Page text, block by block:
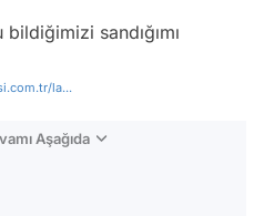
sandığımı
la...
Aşağıda